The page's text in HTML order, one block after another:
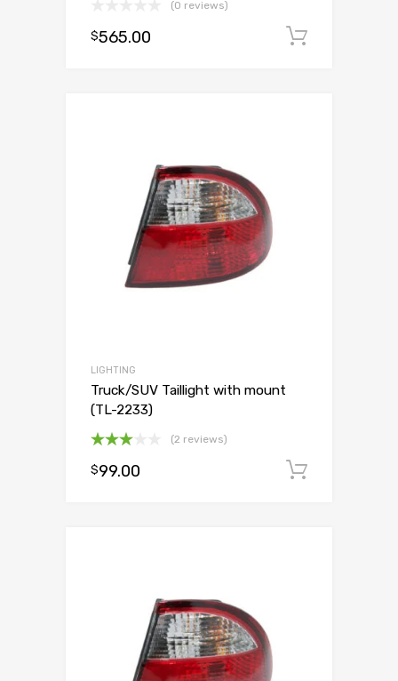
(0 reviews)
$565.00
LIGHTING
Truck/SUV Taillight with mount
(TL-2233)
3.00
(2 reviews)
$99.00